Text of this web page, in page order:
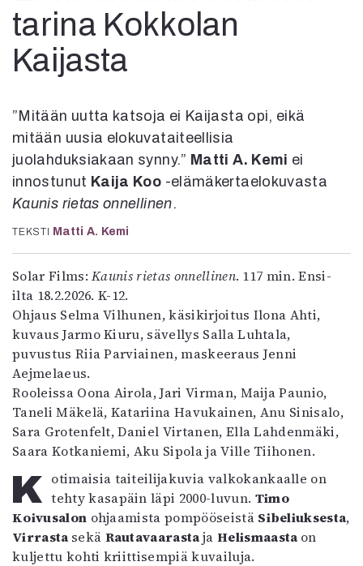
In English
Lehdet
4/2026
2–3/2026
1/2026
5/2025 saame
Lehtiarkisto
Tilaus ja irtonumerot
Yhteistyössä
Toimitus
Kaltio ry
tarina Kokkolan
Kaijasta
”Mitään uutta katsoja ei Kaijasta opi, eikä
mitään uusia elokuvataiteellisia
juolahduksiakaan synny.” Matti A. Kemi ei
innostunut Kaija Koo -elämäkertaelokuvasta
Kaunis rietas onnellinen.
TEKSTI Matti A. Kemi
Solar Films:Kaunis rietas onnellinen. 117 min. Ensi-
ilta 18.2.2026. K-12.
Ohjaus Selma Vilhunen, käsikirjoitus Ilona Ahti,
kuvaus Jarmo Kiuru, sävellys Salla Luhtala,
puvustus Riia Parviainen, maskeeraus Jenni
Aejmelaeus.
Rooleissa Oona Airola, Jari Virman, Maija Paunio,
Taneli Mäkelä, Katariina Havukainen, Anu Sinisalo,
Sara Grotenfelt, Daniel Virtanen, Ella Lahdenmäki,
Saara Kotkaniemi, Aku Sipola ja Ville Tiihonen.
Kotimaisia taiteilijakuvia valkokankaalle on tehty kasapäin läpi 2000-luvun. Timo
Koivusalon ohjaamista pompööseistä Sibeliuksesta,
Virrasta sekä Rautavaarastaja Helismaasta on
kuljettu kohti kriittisempiä kuvailuja.